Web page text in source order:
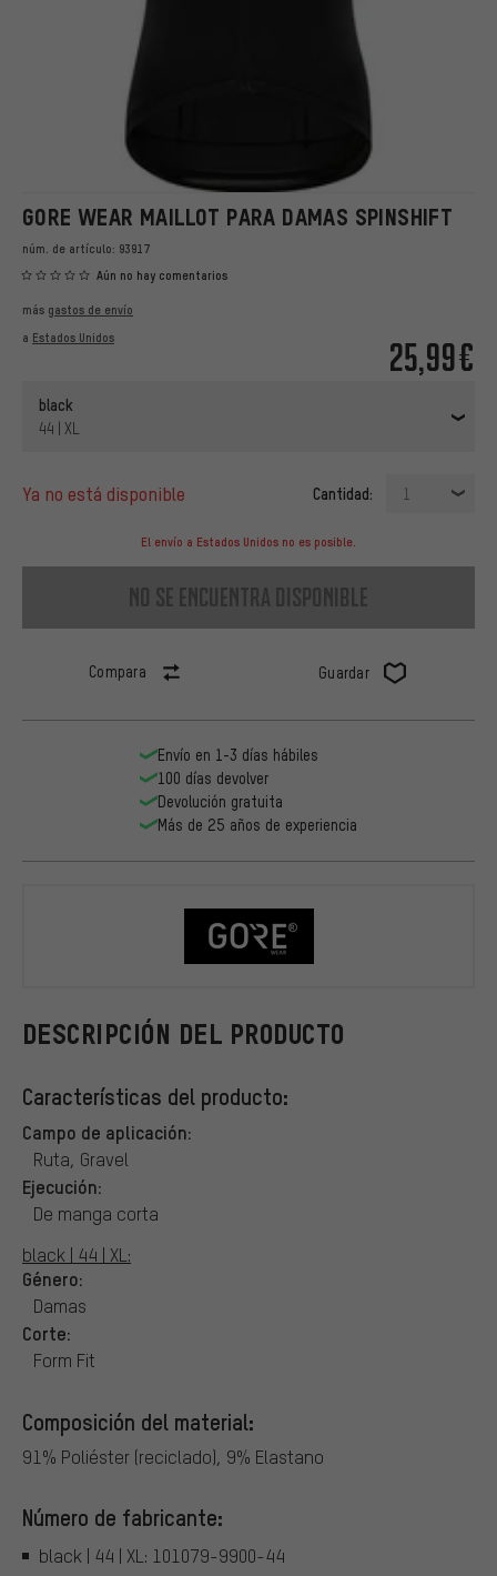
GORE WEAR MAILLOT PARA DAMAS SPINSHIFT
núm. de artículo: 93917
Aún no hay comentarios
25,99€
más gastos de envío
a Estados Unidos
black
44 | XL
ya no está disponible Cantidad: 1
El envío a Estados Unidos no es posible.
no se encuentra disponible
Compara Guardar
DESCRIPCIÓN DEL PRODUCTO
Características del producto:
Campo de aplicación:
Ruta, Gravel
Ejecución:
De manga corta
black | 44 | XL:
Género:
Damas
Corte:
Form Fit
Composición del material:
91% Poliéster (reciclado), 9% Elastano
Número de fabricante:
black | 44 | XL: 101079-9900-44
Envío en 1-3 días hábiles
100 días devolver
Devolución gratuita
Más de 25 años de experiencia